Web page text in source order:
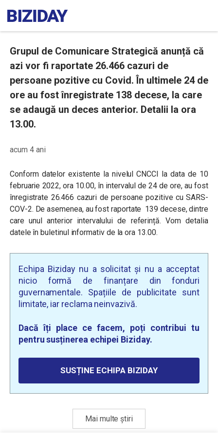
Grupul de Comunicare Strategică anunță că
azi vor fi raportate 26.466 cazuri de
persoane pozitive cu Covid. În ultimele 24 de
ore au fost înregistrate 138 decese, la care
se adaugă un deces anterior. Detalii la ora
13.00.
acum 4 ani
Conform datelor existente la nivelul CNCCI la data de 10
februarie 2022, ora 10.00, în intervalul de 24 de ore, au fost
înregistrate 26.466 cazuri de persoane pozitive cu SARS-
COV-2. De asemenea, au fost raportate 139 decese, dintre
care unul anterior intervalului de referință. Vom detalia
datele în buletinul informativ de la ora 13.00.
Echipa Biziday nu a solicitat și nu a acceptat
nicio formă de finanțare din fonduri
guvernamentale. Spațiile de publicitate sunt
limitate, iar reclama neinvazivă.
Dacă îți place ce facem, poți contribui tu
pentru susținerea echipei Biziday.
SUSȚINE ECHIPA BIZIDAY
Mai multe știri